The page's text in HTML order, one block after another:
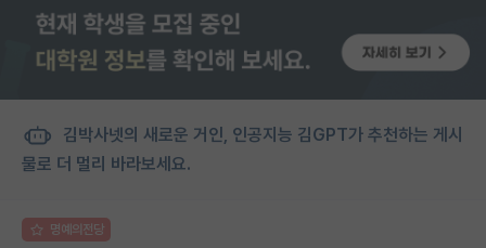
김박사넷의 새로운 거인, 인공지능 김GPT가 추천하는 게시
물로 더 멀리 바라보세요.
명예의전당